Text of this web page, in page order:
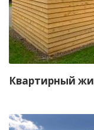
Квартирный